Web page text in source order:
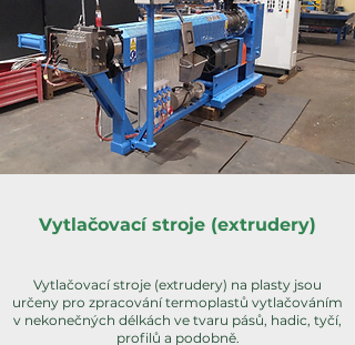
Vytlačovací stroje (extrudery)
Vytlačovací stroje (extrudery) na plasty jsou
určeny pro zpracování termoplastů vytlačováním
v nekonečných délkách ve tvaru pásů, hadic, tyčí,
profilů a podobně.